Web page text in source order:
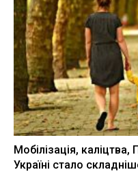
Мобілізація,
Україні стало